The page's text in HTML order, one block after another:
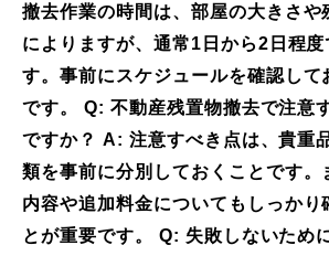
撤去作業の時間は、部屋の大きさや
によりますが、通常1日から2日程度
す。事前にスケジュールを確認して
です。 Q: 不動産残置物撤去で注意
ですか？ A: 注意すべき点は、貴重
類を事前に分別しておくことです。
内容や追加料金についてもしっかり
とが重要です。 Q: 失敗しないため